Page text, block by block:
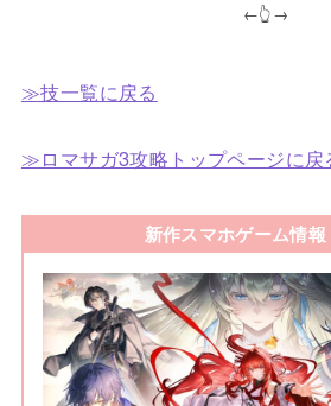
←👆→
≫技一覧に戻る
≫ロマサガ3攻略トップページに戻
新作スマホゲーム情報